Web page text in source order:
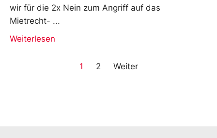
wir für die 2x Nein zum Angriff auf das
Mietrecht-
Weiterlesen
1 2 Weiter